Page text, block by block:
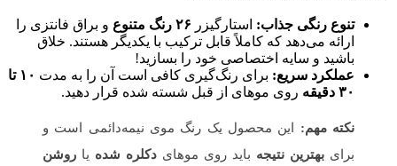
تنوع رنگی جذاب: استارگیزر ۲۶ رنگ متنوع
و براق فانتزی را
ارائه می‌دهد که کاملاً قابل ترکیب با یکدیگر هستند. خلاق
باشید و سایه اختصاصی خود را بسازید!
عملکرد سریع: برای رنگ‌گیری کافی است آن را به مدت
۱۰ تا
۳۰ دقیقه
روی موهای از قبل شسته شده قرار دهید.
نکته مهم: این محصول یک رنگ موی نیمه‌دائمی است و
برای بهترین نتیجه باید روی موهای دکلره شده یا روشن